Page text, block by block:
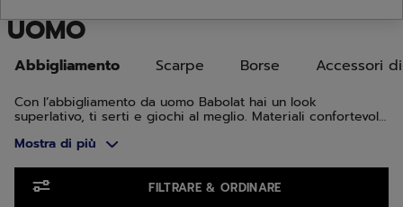
UOMO
Scarpe Borse
Abbigliamento Accessori
Con l’abbigliamento da uomo Babolat hai un look
superlativo, ti serti e giochi al meglio. Materiali confortevoli
campo e fuori.
Mostra di più
FILTRARE & ORDINARE